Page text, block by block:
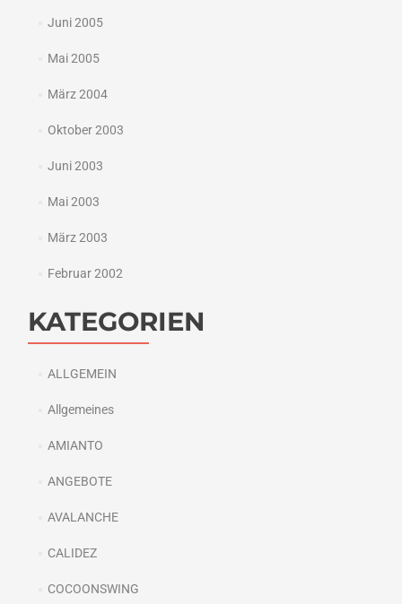
Juni 2005
Mai 2005
März 2004
Oktober 2003
Juni 2003
Mai 2003
März 2003
Februar 2002
KATEGORIEN
ALLGEMEIN
Allgemeines
AMIANTO
ANGEBOTE
AVALANCHE
CALIDEZ
COCOONSWING